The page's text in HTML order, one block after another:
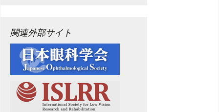
関連外部サイト